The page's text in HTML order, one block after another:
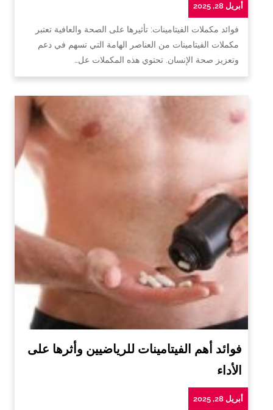
أبريل 28, 2025
فوائد مكملات الفيتامينات: تأثيرها على الصحة والعافية تعتبر
مكملات الفيتامينات من العناصر الهامة التي تسهم في دعم
وتعزيز صحة الإنسان. تحتوي هذه المكملات عل…
فوائد أهم الفيتامينات للرياضيين وأثرها على
الأداء
أبريل 28, 2025